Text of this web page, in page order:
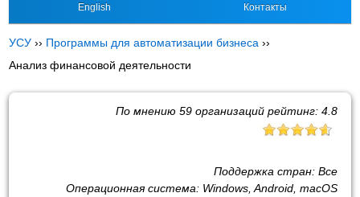
English Контакты
УСУ ›› Программы для автоматизации бизнеса ››
Анализ финансовой деятельности
По мнению 59организаций рейтинг: 4.8
Поддержка стран: Все
Операционная система: Windows, Android, macOS